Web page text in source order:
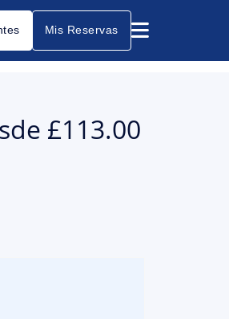
Mis Reservas
£113.00